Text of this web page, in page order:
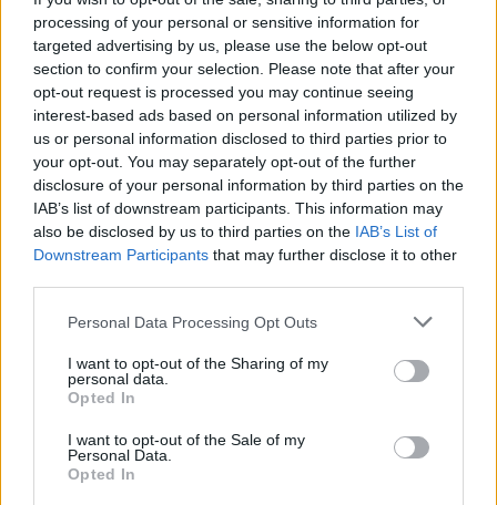
processing of your personal or sensitive information for
targeted advertising by us, please use the below opt-out
section to confirm your selection. Please note that after your
opt-out request is processed you may continue seeing
interest-based ads based on personal information utilized by
us or personal information disclosed to third parties prior to
your opt-out. You may separately opt-out of the further
disclosure of your personal information by third parties on the
IAB’s list of downstream participants. This information may
also be disclosed by us to third parties on the IAB’s List of
Downstream Participants that may further disclose it to other
Personal Data Processing Opt Outs
I want to opt-out of the Sharing of my
personal data.
Opted In
I want to opt-out of the Sale of my
Personal Data.
Opted In
Añadir un comentario ...
🪐🚀 Canciones para Ver las Estrellas:
Psicodelia y Space Rock 🎸✨
🌌🚀 Viaje intergaláctico: la mejor selección de
psicodelia, space rock y atmósferas cósmicas para
tus noches de astronomía. 🪐🎸 Desconecta, mira
al firmamento y siente la gravedad cero. 💾 ¡Guarda
esta colección para tu próxima noche estrellada!
✨⭐
Letras Top Artistas Playlists
Z